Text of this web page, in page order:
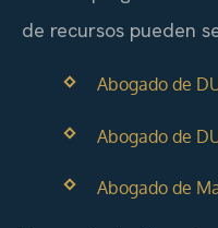
de recursos pueden
Abogado de
Abogado de
Abogado de